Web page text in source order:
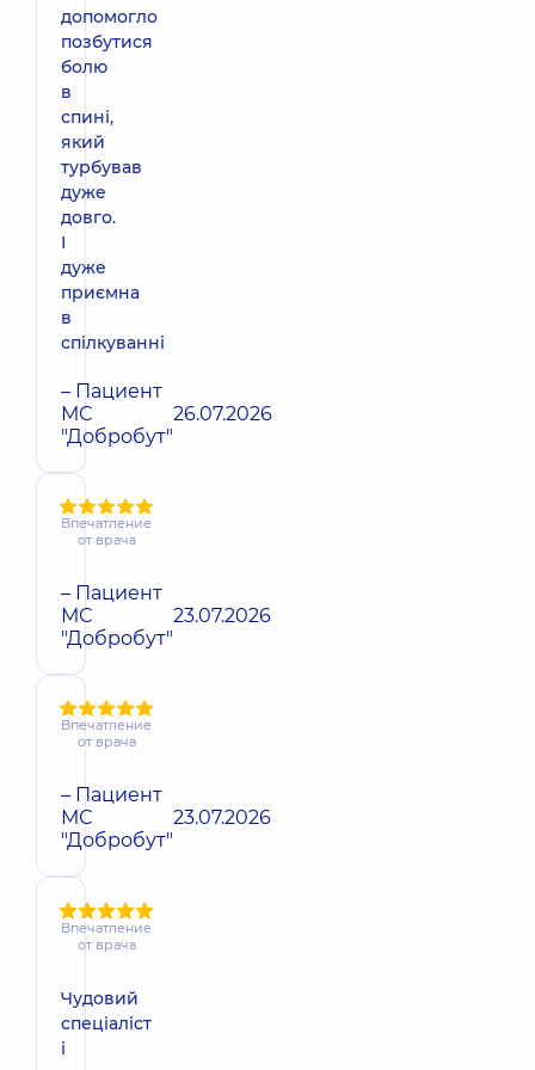
допомогло
позбутися
болю
в
спині,
який
турбував
дуже
довго.
І
дуже
приємна
в
спілкуванні
– Пациент
МС
"Добробут"
26.07.2026
Впечатление
от врача
– Пациент
МС
"Добробут"
23.07.2026
Впечатление
от врача
– Пациент
МС
"Добробут"
23.07.2026
Впечатление
от врача
Чудовий
спеціаліст
і